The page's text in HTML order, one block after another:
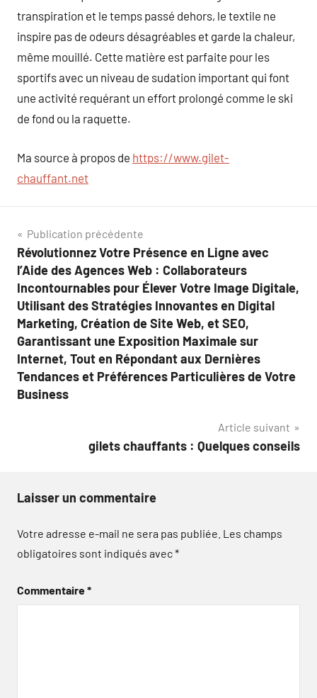
transpiration et le temps passé dehors, le textile ne
inspire pas de odeurs désagréables et garde la chaleur,
même mouillé. Cette matière est parfaite pour les
sportifs avec un niveau de sudation important qui font
une activité requérant un effort prolongé comme le ski
de fond ou la raquette.
Ma source à propos de https://www.gilet-
chauffant.net
Navigation
de
l’article
Publication précédente
Révolutionnez Votre Présence en Ligne avec
l’Aide des Agences Web : Collaborateurs
Incontournables pour Élever Votre Image Digitale,
Utilisant des Stratégies Innovantes en Digital
Marketing, Création de Site Web, et SEO,
Garantissant une Exposition Maximale sur
Internet, Tout en Répondant aux Dernières
Tendances et Préférences Particulières de Votre
Business
Article suivant
gilets chauffants : Quelques conseils
Laisser un commentaire
Votre adresse e-mail ne sera pas publiée. Les champs
obligatoires sont indiqués avec*
Commentaire*